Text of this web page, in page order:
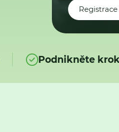
Registrace
Podnikněte